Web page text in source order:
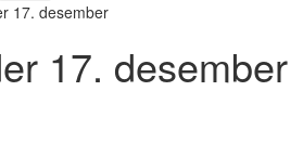
17. desember
17. desember